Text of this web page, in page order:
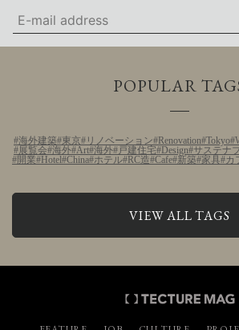
POPULAR
海外建築 東京 リノベーション Renovation Tokyo
展覧会 海外 Art 海外 戸建住宅 Design サステナ
開業
Hotel China ホテル RC造 Cafe 新築 家具 カ
VIEW ALL TAGS